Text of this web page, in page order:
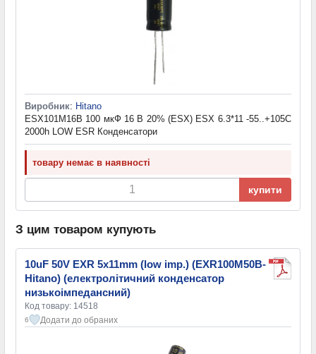
Виробник: Hitano
ESX101M16B 100 мкФ 16 В 20% (ESX) ESX 6.3*11 -55..+105C
2000h LOW ESR Конденсатори
товару немає в наявності
купити
З цим товаром купують
10uF 50V EXR 5x11mm (low imp.) (EXR100M50B-
Hitano) (електролітичний конденсатор
низькоімпедансний)
Код товару: 14518
6 Додати до обраних